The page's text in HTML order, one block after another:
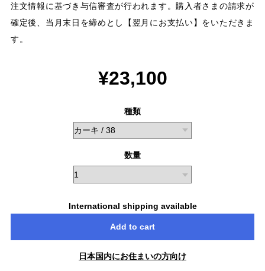
注文情報に基づき与信審査が行われます。購入者さまの請求が
確定後、当月末日を締めとし【翌月にお支払い】をいただきま
す。
¥23,100
種類
数量
International shipping available
Add to cart
日本国内にお住まいの方向け